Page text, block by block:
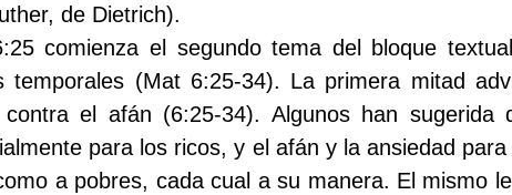
de Dietrich).
comienza el segundo tema del bloque
temporales (Mat 6:25-34). La primera mitad
contra el afán (6:25-34). Algunos han
para los ricos, y el afán y la ansiedad
a pobres, cada cual a su manera. El mismo